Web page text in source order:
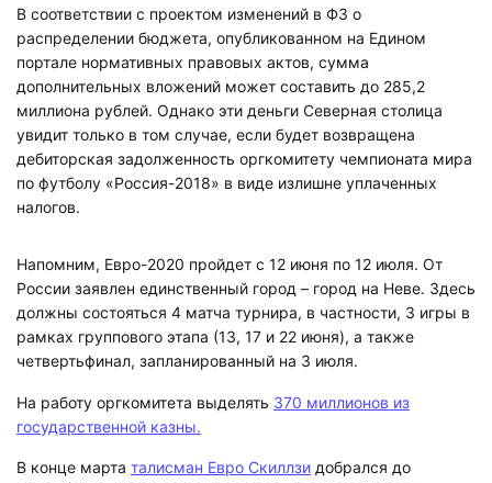
В соответствии с проектом изменений в ФЗ о
распределении бюджета, опубликованном на Едином
портале нормативных правовых актов, сумма
дополнительных вложений может составить до 285,2
миллиона рублей. Однако эти деньги Северная столица
увидит только в том случае, если будет возвращена
дебиторская задолженность оргкомитету чемпионата мира
по футболу «Россия-2018» в виде излишне уплаченных
налогов.
Напомним, Евро-2020 пройдет с 12 июня по 12 июля. От
России заявлен единственный город – город на Неве. Здесь
должны состояться 4 матча турнира, в частности, 3 игры в
рамках группового этапа (13, 17 и 22 июня), а также
четвертьфинал, запланированный на 3 июля.
На работу оргкомитета выделять 370 миллионов из
государственной казны.
В конце марта талисман Евро Скиллзи добрался до